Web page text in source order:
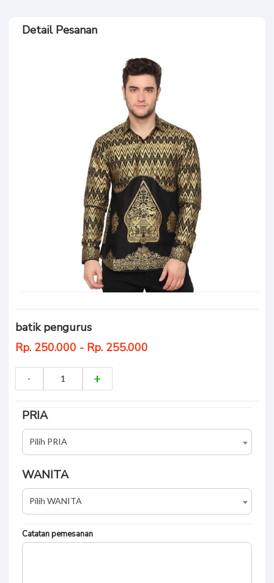
Detail Pesanan
batik pengurus
Rp. 250.000 - Rp. 255.000
PRIA
Pilih PRIA
WANITA
Pilih WANITA
Catatan pemesanan